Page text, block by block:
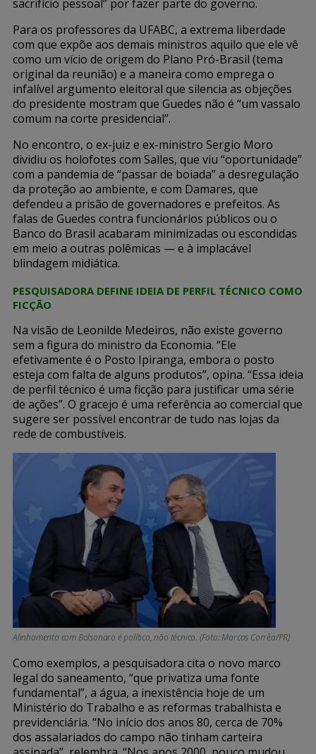
sacrifício pessoal” por fazer parte do governo.
Para os professores da UFABC, a extrema liberdade
com que expõe aos demais ministros aquilo que ele vê
como um vício de origem do Plano Pró-Brasil (tema
original da reunião) e a maneira como emprega o
infalível argumento eleitoral que silencia as objeções
do presidente mostram que Guedes não é “um vassalo
comum na corte presidencial”.
No encontro, o ex-juiz e ex-ministro Sergio Moro
dividiu os holofotes com Salles, que viu “oportunidade”
com a pandemia de “passar de boiada” a desregulação
da proteção ao ambiente, e com Damares, que
defendeu a prisão de governadores e prefeitos. As
falas de Guedes contra funcionários públicos ou o
Banco do Brasil acabaram minimizadas ou escondidas
em meio a outras polêmicas — e à implacável
blindagem midiática.
PESQUISADORA DEFINE IDEIA DE PERFIL TÉCNICO COMO
FICÇÃO
Na visão de Leonilde Medeiros, não existe governo
sem a figura do ministro da Economia. “Ele
efetivamente é o Posto Ipiranga, embora o posto
esteja com falta de alguns produtos”, opina. “Essa ideia
de perfil técnico é uma ficção para justificar uma série
de ações”. O gracejo é uma referência ao comercial que
sugere ser possível encontrar de tudo nas lojas da
rede de combustíveis.
Alinhamento com Bolsonaro é político, não técnico. (Foto: Marcos Corrêa/PR)
Como exemplos, a pesquisadora cita o novo marco
legal do saneamento, “que privatiza uma fonte
fundamental”, a água, a inexistência hoje de um
Ministério do Trabalho e as reformas trabalhista e
previdenciária. “No início dos anos 80, cerca de 70%
dos assalariados do campo não tinham carteira